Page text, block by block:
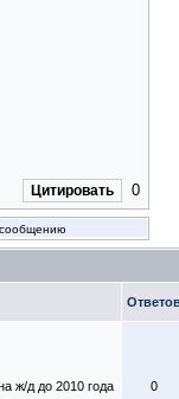
Цитировать 0
ж/д до 2010 года 0